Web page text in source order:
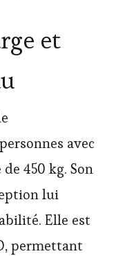
et
avec
450 kg. Son
lui
Elle est
permettant